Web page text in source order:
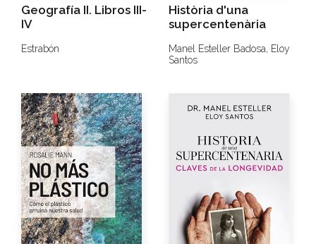
Geografía II. Libros III-
IV
Estrabón
Història d'una
supercentenària
Manel Esteller Badosa, Eloy
Santos